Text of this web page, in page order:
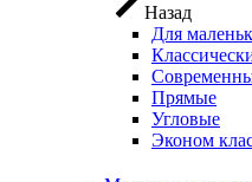
Назад
Для
Прямые
Угловые
Эконом